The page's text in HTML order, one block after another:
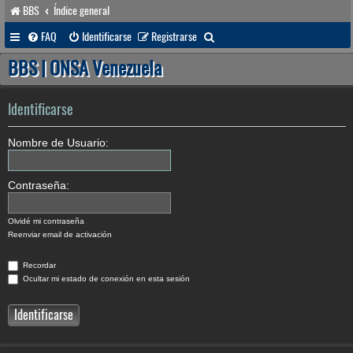
BBS
Índice general
FAQ
Identificarse Registrarse
u
a
BBS | ONSA Venezuela
Identificarse
Nombre de Usuario:
Contraseña:
Olvidé mi contraseña
Reenviar email de activación
Recordar
Ocultar mi estado de conexión en esta sesión